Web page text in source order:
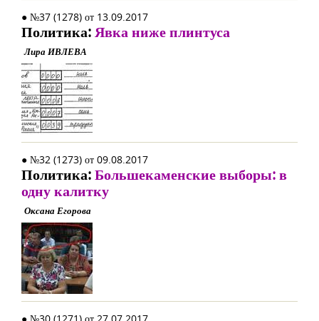
● №37 (1278) от 13.09.2017
Политика:Явка ниже плинтуса
Лира ИВЛЕВА
● №32 (1273) от 09.08.2017
Политика:Большекаменские выборы: в
одну калитку
Оксана Егорова